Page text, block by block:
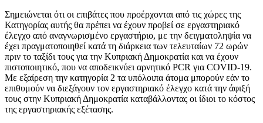
Σημειώνεται ότι οι επιβάτες που προέρχονται από τις χώρες της
Κατηγορίας αυτής θα πρέπει να έχουν προβεί σε εργαστηριακό
έλεγχο από αναγνωρισμένο εργαστήριο, με την δειγματοληψία να
έχει πραγματοποιηθεί κατά τη διάρκεια των τελευταίων 72 ωρών
πριν το ταξίδι τους για την Κυπριακή Δημοκρατία και να έχουν
πιστοποιητικό, που να αποδεικνύει αρνητικό PCR για COVID-19.
Με εξαίρεση την κατηγορία 2 τα υπόλοιπα άτομα μπορούν εάν το
επιθυμούν να διεξάγουν τον εργαστηριακό έλεγχο κατά την άφιξή
τους στην Κυπριακή Δημοκρατία καταβάλλοντας οι ίδιοι το κόστος
της εργαστηριακής εξέτασης.